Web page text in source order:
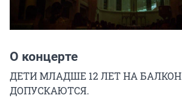
О концерте
ДЕТИ МЛАДШЕ 12 ЛЕТ НА
ДОПУСКАЮТСЯ.